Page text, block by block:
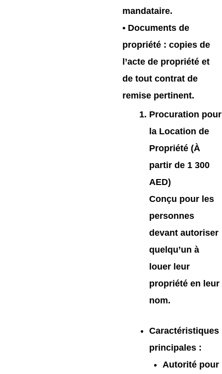
mandataire.
• Documents de
propriété : copies de
l’acte de propriété et
de tout contrat de
remise pertinent.
Procuration pour
la Location de
Propriété (À
partir de 1 300
AED)
Conçu pour les
personnes
devant autoriser
quelqu’un à
louer leur
propriété en leur
nom.
Caractéristiques
principales:
Autorité pour